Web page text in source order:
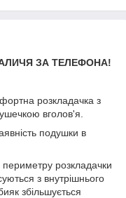
ЗА ТЕЛЕФОНА!
розкладачка з
вголов'я.
подушки в
периметру розкладачки
з внутрішнього
збільшується